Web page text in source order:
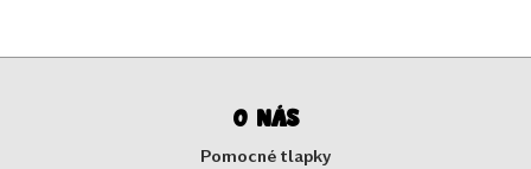
O nás
Pomocné tlapky